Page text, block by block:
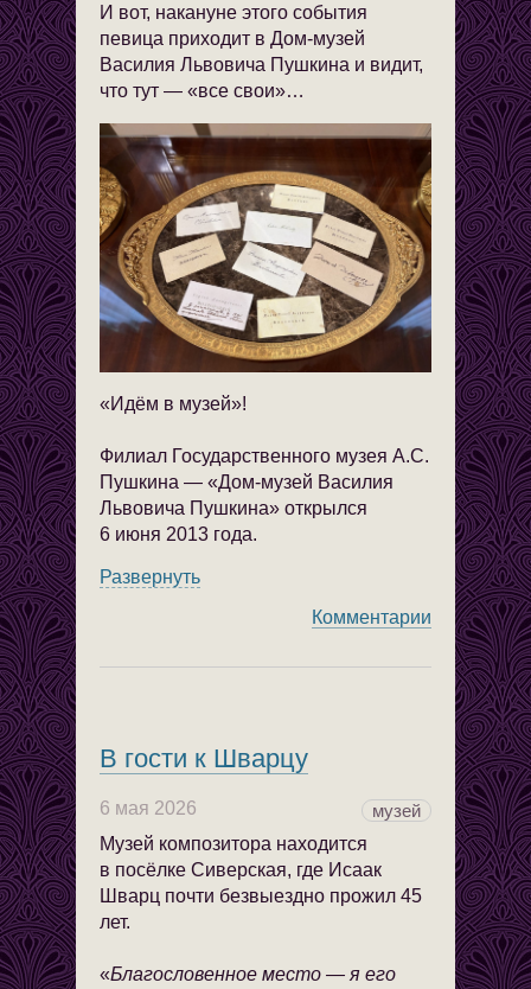
И вот, накануне этого события
певица приходит в Дом-музей
Василия Львовича Пушкина и видит,
что тут — «все свои»…
«Идём в музей»!
Филиал Государственного музея А.С.
Пушкина — «Дом-музей Василия
Львовича Пушкина» открылся
6 июня 2013 года.
Развернуть
Комментарии
В гости к Шварцу
6 мая 2026
музей
Музей композитора находится
в посёлке Сиверская, где Исаак
Шварц почти безвыездно прожил 45
лет.
«Благословенное место — я его